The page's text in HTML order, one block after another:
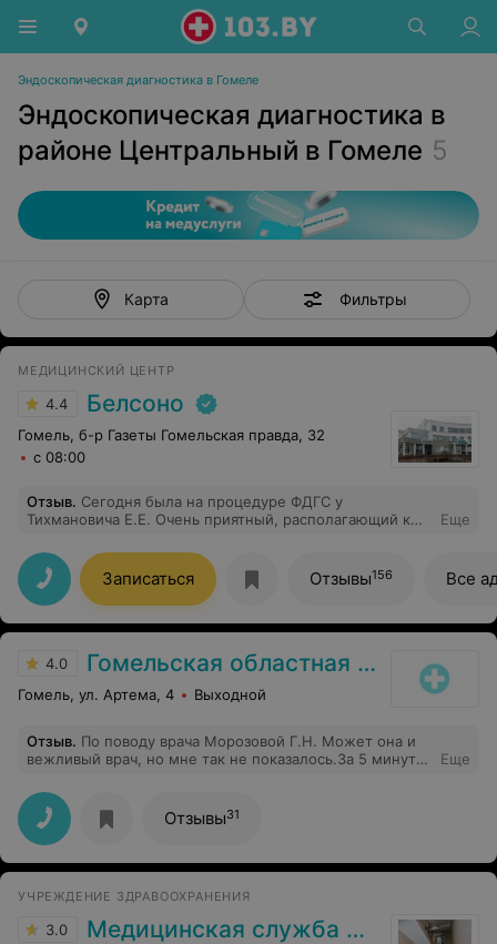
Эндоскопическая диагностика в Гомеле
Эндоскопическая диагностика в
районе Центральный в Гомеле 5
Карта Фильтры
МЕДИЦИНСКИЙ ЦЕНТР
4.4 Белсоно
Гомель, б-р Газеты Гомельская правда, 32
с 08:00
Отзыв. Сегодня была на процедуре ФДГС у
Тихмановича Е.Е. Очень приятный, располагающий к
процедуры подбадривает и все комментирует.
Несмотря на мой страх все прошло быстро, четко и
безболезненно. Получила ответы на все вопросы.
Миллион благодарностей за вашу оказанную
высококвалифицированную помощь
Еще
Записаться Отзывы156 Все
4.0 Гомельская областная клиническая поликлиника
Гомель, ул. Артема, 4 Выходной
Отзыв. По поводу врача Морозовой Г.Н. Может она и
вежливый врач, но мне так не показалось.За 5 минут
зубы даже не взглянула,проблемы не обозначила,все
молча и до свидания!Профессионал должен был
сделать осмотр,указать на проблемные места с целью
их лечения.Она совершенно не заинтересована в
пациенте, видимо так неприветлива специально -
больше к ней не пойду!
Еще
Отзывы31
УЧРЕЖДЕНИЕ ЗДРАВООХРАНЕНИЯ
3.0 Медицинская служба ДФиТ МВД по Гомельской области